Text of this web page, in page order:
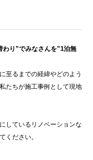
わり”でみなさんを”1泊無
至るまでの経緯やどのよう
たちが施工事例として現地
しているリノベーションな
ください。